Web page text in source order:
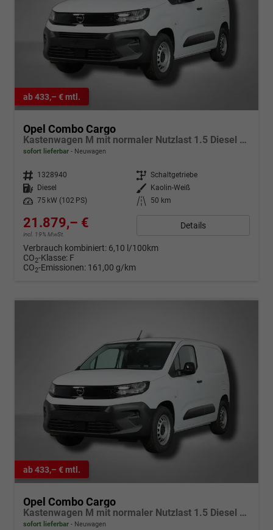
ab 433,– € mtl.
Opel Combo Cargo
Kastenwagen M mit normaler Nutzlast 1.5 Diesel 6-Gang
sofort lieferbar Neuwagen
Fahrzeugnr. 1328940 Getriebe Schaltgetriebe
Kraftstoff
Diesel Außenfarbe
Kaolin-Weiß
Leistung
75 kW (102 PS) Kilometerstand 50 km
21.879,– €
incl. 19% MwSt.
Details
Verbrauch kombiniert: 6,10 l/100km
CO2-Klasse: F
CO2-Emissionen: 161,00 g/km
ab 433,– € mtl.
Opel Combo Cargo
Kastenwagen M mit normaler Nutzlast 1.5 Diesel 6-Gang
sofort lieferbar Neuwagen